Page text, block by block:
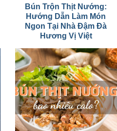
Bún Trộn Thịt Nướng:
Hướng Dẫn Làm Món
Ngon Tại Nhà Đậm Đà
Hương Vị Việt